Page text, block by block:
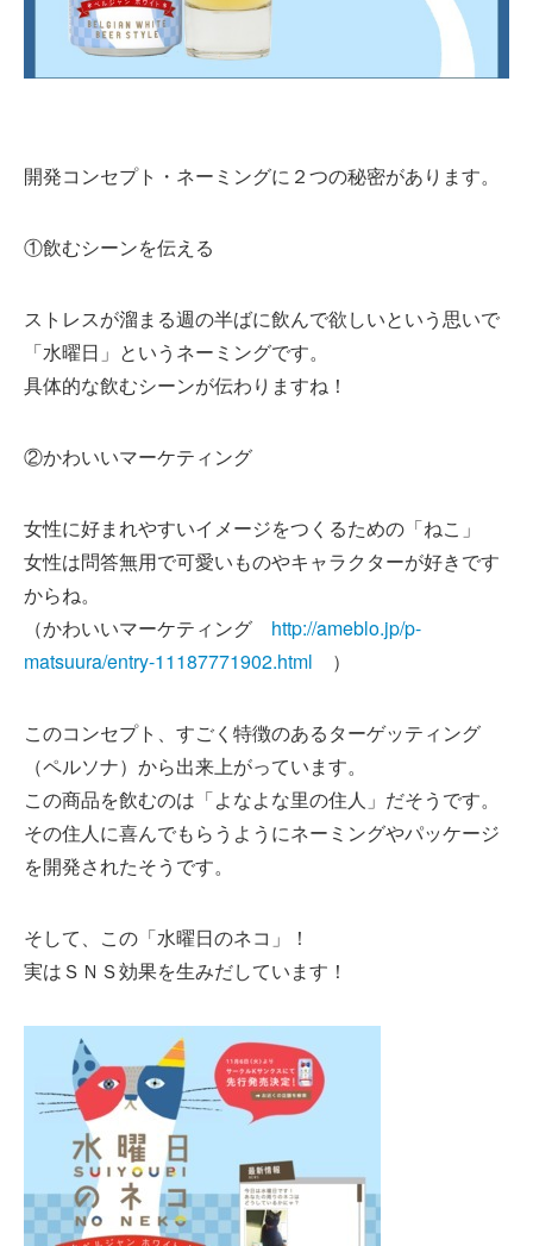
開発コンセプト・ネーミングに２つの秘密があります。
①飲むシーンを伝える
ストレスが溜まる週の半ばに飲んで欲しいという思いで
「水曜日」というネーミングです。
具体的な飲むシーンが伝わりますね！
②かわいいマーケティング
女性に好まれやすいイメージをつくるための「ねこ」
女性は問答無用で可愛いものやキャラクターが好きです
からね。
（かわいいマーケティング http://ameblo.jp/p-
matsuura/entry-11187771902.html ）
このコンセプト、すごく特徴のあるターゲッティング
（ペルソナ）から出来上がっています。
この商品を飲むのは「よなよな里の住人」だそうです。
その住人に喜んでもらうようにネーミングやパッケージ
を開発されたそうです。
そして、この「水曜日のネコ」！
実はＳＮＳ効果を生みだしています！